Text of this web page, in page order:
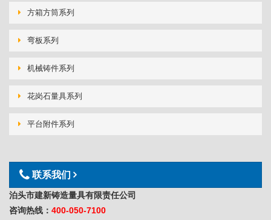
方箱方筒系列
弯板系列
机械铸件系列
花岗石量具系列
平台附件系列
联系我们
泊头市建新铸造量具有限责任公司
咨询热线： 400-050-7100